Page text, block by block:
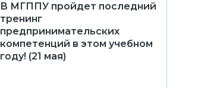
В МГППУ пройдет последний
тренинг
предпринимательских
компетенций в этом учебном
году! (21 мая)